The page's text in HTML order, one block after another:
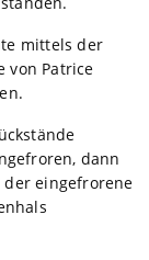
mittels der
von Patrice
dann
eingefrorene